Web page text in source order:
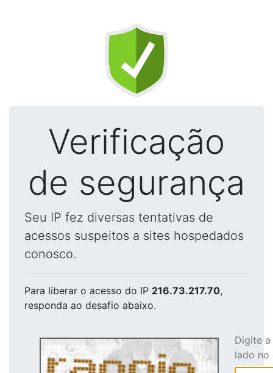
Verificação
de segurança
Seu IP fez diversas tentativas de
acessos suspeitos a sites hospedados
conosco.
Para liberar o acesso do IP 216.73.217.70,
responda ao desafio abaixo.
Digite
lado no